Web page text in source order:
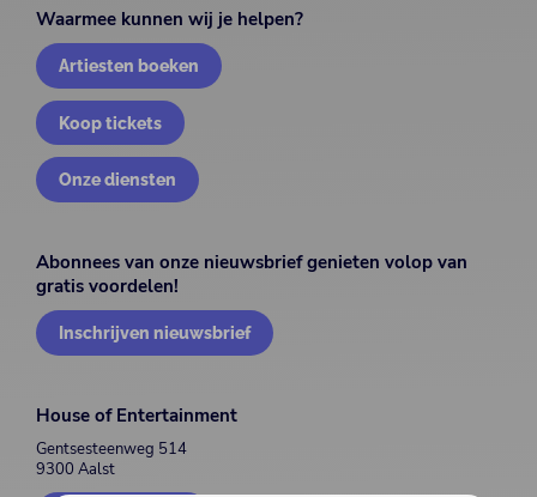
Waarmee kunnen wij je helpen?
Artiesten boeken
Koop tickets
Onze diensten
Abonnees van onze nieuwsbrief genieten volop van
gratis voordelen!
Inschrijven nieuwsbrief
House of Entertainment
Gentsesteenweg 514
9300 Aalst